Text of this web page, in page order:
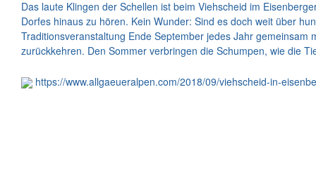
Das laute Klingen der Schellen ist beim Viehscheid im
Dorfes hinaus zu hören. Kein Wunder: Sind es doch weit über
Traditionsveranstaltung Ende September jedes Jahr gemeinsam
zurückkehren. Den Sommer verbringen die Schumpen, wie die
https://www.allgaeueralpen.com/2018/09/viehscheid-in-